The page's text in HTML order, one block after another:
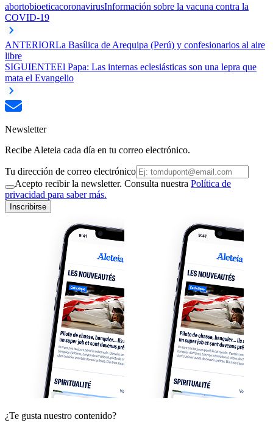
abortobioeticacoronavirusInformación sobre la vacuna contra la
COVID-19
ANTERIORLa Basílica de Arequipa (Perú) y confesionarios al aire
libre
SIGUIENTEEl Papa: Las internas eclesiásticas son una lepra que
mata el Evangelio
Newsletter
Recibe Aleteia cada día en tu correo electrónico.
Tu dirección de correo electrónico
Acepto recibir la newsletter. Consulta nuestra Política de
privacidad para saber más.
Inscribirse
¿Te gusta nuestro contenido?